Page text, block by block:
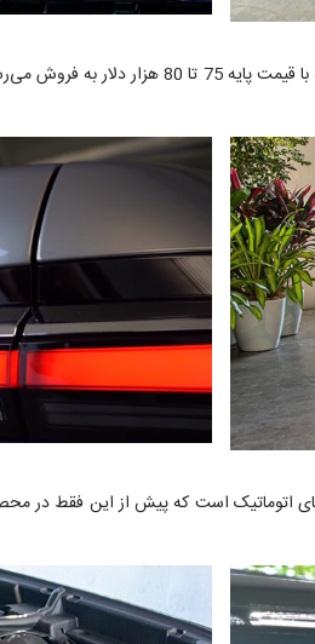
نسل جدید سری 7 قابلسفارش‌گذاری است، درهای اتوماتیک